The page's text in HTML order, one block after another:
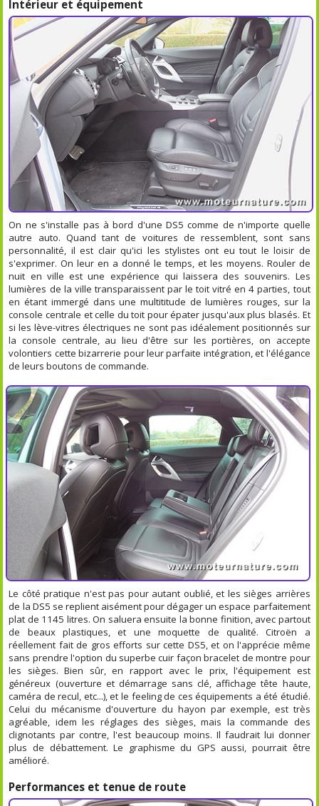
Intérieur et équipement
On ne s'installe pas à bord d'une DS5 comme de n'importe quelle
autre auto. Quand tant de voitures de ressemblent, sont sans
personnalité, il est clair qu'ici les stylistes ont eu tout le loisir de
s'exprimer. On leur en a donné le temps, et les moyens. Rouler de
nuit en ville est une expérience qui laissera des souvenirs. Les
lumières de la ville transparaissent par le toit vitré en 4 parties, tout
en étant immergé dans une multititude de lumières rouges, sur la
console centrale et celle du toit pour épater jusqu'aux plus blasés. Et
si les lève-vitres électriques ne sont pas idéalement positionnés sur
la console centrale, au lieu d'être sur les portières, on accepte
volontiers cette bizarrerie pour leur parfaite intégration, et l'élégance
de leurs boutons de commande.
Le côté pratique n'est pas pour autant oublié, et les sièges arrières
de la DS5 se replient aisément pour dégager un espace parfaitement
plat de 1145 litres. On saluera ensuite la bonne finition, avec partout
de beaux plastiques, et une moquette de qualité. Citroën a
réellement fait de gros efforts sur cette DS5, et on l'apprécie même
sans prendre l'option du superbe cuir façon bracelet de montre pour
les sièges. Bien sûr, en rapport avec le prix, l'équipement est
généreux (ouverture et démarrage sans clé, affichage tête haute,
caméra de recul, etc...), et le feeling de ces équipements a été étudié.
Celui du mécanisme d'ouverture du hayon par exemple, est très
agréable, idem les réglages des sièges, mais la commande des
clignotants par contre, l'est beaucoup moins. Il faudrait lui donner
plus de débattement. Le graphisme du GPS aussi, pourrait être
amélioré.
Performances et tenue de route